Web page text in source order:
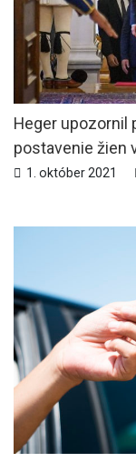
Heger upozornil
postavenie žien
1. október 2021